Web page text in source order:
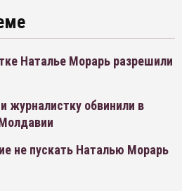
Наталье Морарь разрешили
журналистку обвинили в
не пускать Наталью Морарь